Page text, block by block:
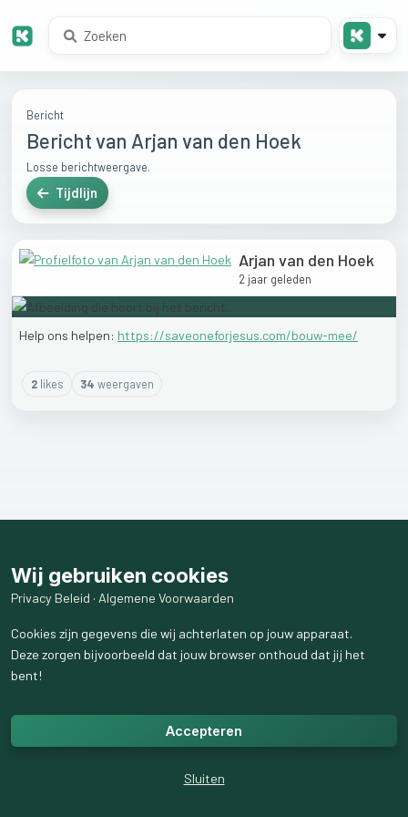
Bericht
Bericht van Arjan van den Hoek
Losse berichtweergave.
Tijdlijn
Arjan van den Hoek
2 jaar geleden
Help ons helpen: https://saveoneforjesus.com/bouw-mee/
2likes 34 weergaven
Wij gebruiken cookies
Privacy Beleid · Algemene Voorwaarden
Cookies zijn gegevens die wij achterlaten op jouw apparaat.
Deze zorgen bijvoorbeeld dat jouw browser onthoud dat jij het
bent!
Accepteren
Sluiten